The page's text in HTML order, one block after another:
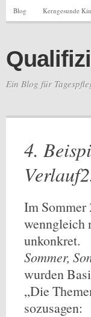
Blog Kerngesunde
Ein Blog für
4.
Im
wenngleich
unkonkret.
Sommer,
wurden
„Die
sozusagen: